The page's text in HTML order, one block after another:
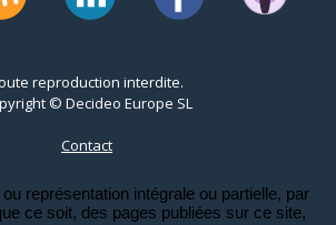
reproduction interdite.
© Decideo Europe SL
Contact
représentation intégrale ou partielle, par
ce soit, des pages publiées sur ce site,